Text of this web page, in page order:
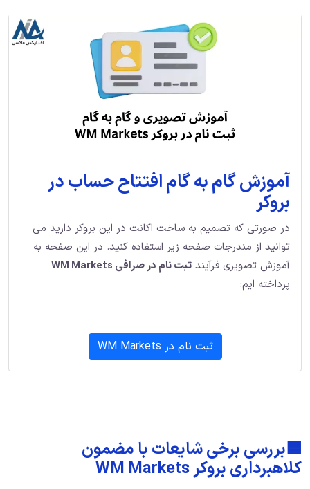
آموزش گام به گام افتتاح حساب در
بروکر
در صورتی که تصمیم به ساخت اکانت در این بروکر دارید می
توانید از مندرجات صفحه زیر استفاده کنید. در این صفحه به
آموزش تصویری فرآیند ثبت نام در صرافی WM Markets
پرداخته ایم:
ثبت نام در WM Markets
🟦بررسی برخی شایعات با مضمون
کلاهبرداری بروکر WM Markets